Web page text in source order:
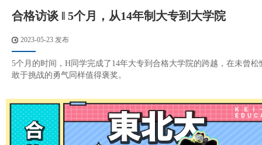
合格访谈 ‖ 5个月，从14年制大专到大学院
2023-05-23 发布
5个月的时间，H同学完成了14年大专到合格大学院的跨越，在未曾松
敢于挑战的勇气同样值得褒奖。